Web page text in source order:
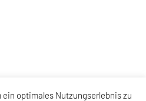
optimales Nutzungserlebnis zu